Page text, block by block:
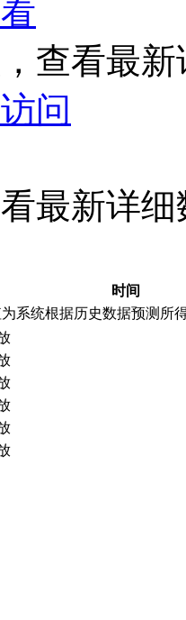
查看最
问
最新详细
时间
系统根据历史数据预测所